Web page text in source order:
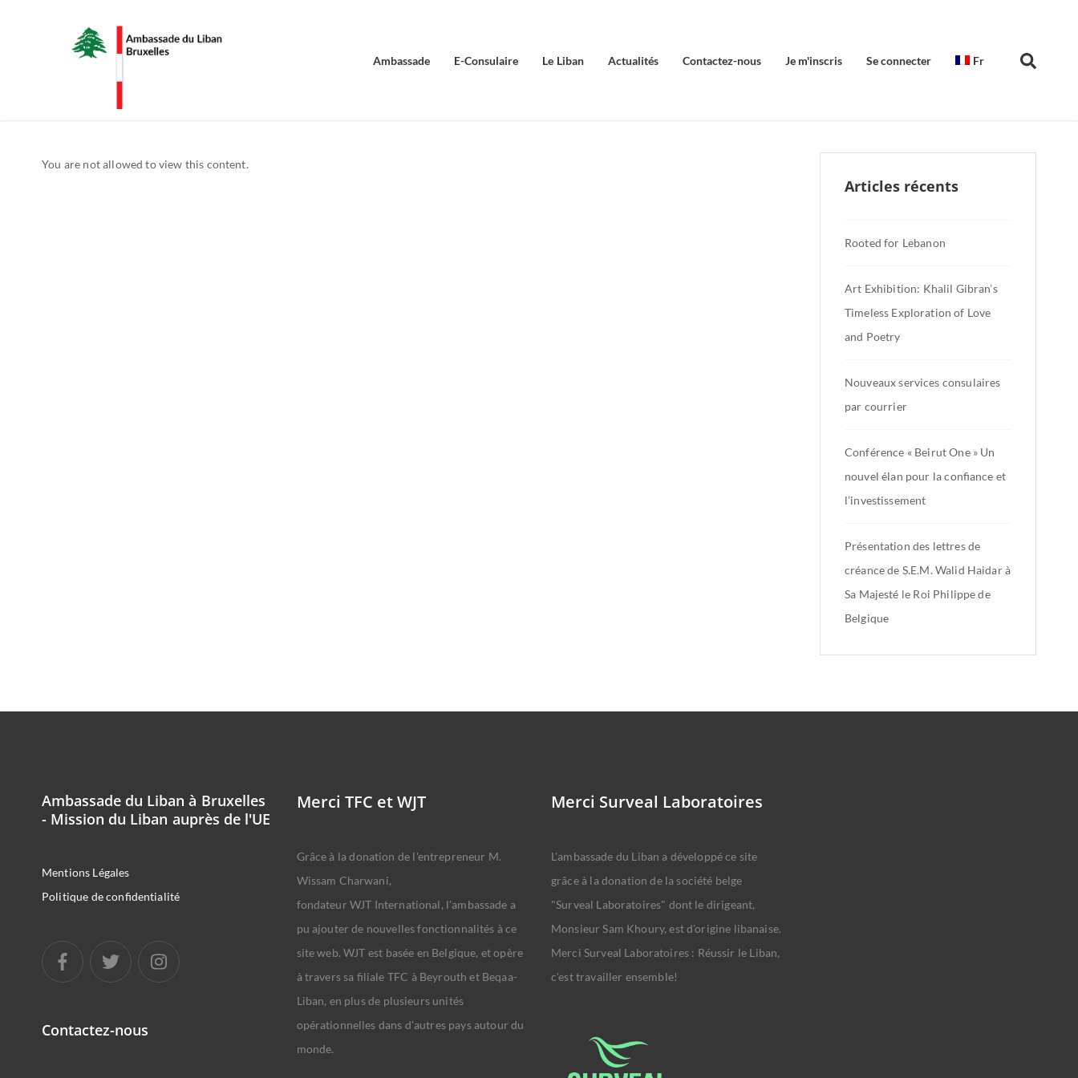
Ambassade E-Consulaire Le Liban Actualités Contactez-nous Je m'inscris Se connecter Fr
You are not allowed to view this content.
Articles récents
Rooted for Lebanon
Art Exhibition: Khalil Gibran’s
Timeless Exploration of Love
and Poetry
Nouveaux services consulaires
par courrier
Conférence « Beirut One » Un
nouvel élan pour la confiance et
l’investissement
Présentation des lettres de
créance de S.E.M. Walid Haidar à
Sa Majesté le Roi Philippe de
Belgique
Ambassade du Liban à Bruxelles
- Mission du Liban auprès de l'UE
Mentions Légales
Politique de confidentialité
Contactez-nous
Merci TFC et WJT
Grâce à la donation de l'entrepreneur M.
Wissam Charwani,
fondateur WJT International, l'ambassade a
pu ajouter de nouvelles fonctionnalités à ce
site web. WJT est basée en Belgique, et opère
à travers sa filiale TFC à Beyrouth et Beqaa-
Liban, en plus de plusieurs unités
opérationnelles dans d'autres pays autour du
monde.
Merci Surveal Laboratoires
L'ambassade du Liban a développé ce site
grâce à la donation de la société belge
"Surveal Laboratoires" dont le dirigeant,
Monsieur Sam Khoury, est d'origine libanaise.
Merci Surveal Laboratoires : Réussir le Liban,
c'est travailler ensemble!